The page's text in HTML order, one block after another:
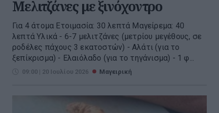
Μελιτζάνες με ξινόχοντρο
Για 4 άτομα Ετοιμασία: 30 λεπτά Μαγείρεμα: 40
λεπτά Υλικά - 6-7 μελιτζάνες (μετρίου μεγέθους, σε
ροδέλες πάχους 3 εκατοστών) - Αλάτι (για το
ξεπίκρισμα) - Ελαιόλαδο (για το τηγάνισμα) - 1 φ...
09:00 | 20 Ιουλίου 2026 Μαγειρική